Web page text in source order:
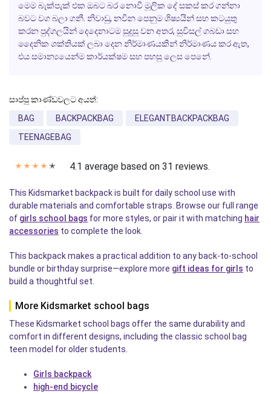
මෙම බැක්පැක් එක ඔබට බර නොවී මූලික දේ සකස් කර ගන්නා
බවට වග බලා ගනී. නිවාඩු, නවීන පෙනුම ශිෂ්‍යයින් සහ කටයුතු
කරන පුද්ගලයින් දෙදෙනාටම සුදුසු වන අතර, සුවිසල් ගබඩා සහ
දෛනික ශක්තියක් ලබා දෙන නිර්මාණයකින් නිර්මාණය කර ඇත,
එය සමාන්‍යයෙන්ම කාර්යක්ෂම සහ පහසු ලෙස පෙනේ.
සාප්පු කාණ්ඩවලට අයත්:
BAG
BACKPACKBAG
ELEGANTBACKPACKBAG
TEENAGEBAG
✭ ✭ ✭ ✭ ✭ 4.1 average based on 31 reviews.
This Kidsmarket backpack is built for daily school use with
durable materials and comfortable straps. Browse our full range
of girls school bags for more styles, or pair it with matching hair
accessories to complete the look.
This backpack makes a practical addition to any back-to-school
bundle or birthday surprise—explore more gift ideas for girls to
build a thoughtful set.
More Kidsmarket school bags
These Kidsmarket school bags offer the same durability and
comfort in different designs, including the classic school bag
teen model for older students.
Girls backpack
high-end bicycle